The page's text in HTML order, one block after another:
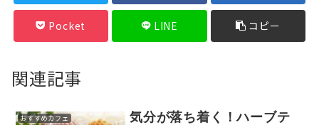
Pocket LINE コピー
関連記事
おすすめカフェ
気分が落ち着く！ハーブテ